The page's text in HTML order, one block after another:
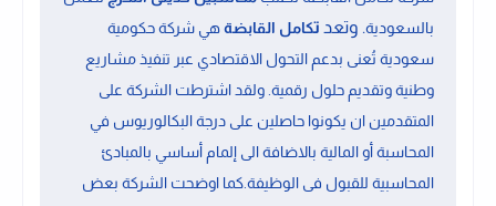
بالسعودية. وتعد تكامل القابضةهي شركة حكومية
سعودية تُعنى بدعم التحول الاقتصادي عبر تنفيذ مشاريع
وطنية وتقديم حلول رقمية. ولقد اشترطت الشركة على
المتقدمين ان يكونوا حاصلين على درجة البكالوريوس في
المحاسبة أو المالية بالاضافة الى إلمام أساسي بالمبادئ
المحاسبية للقبول فى الوظيفة.كما اوضحت الشركة بعض